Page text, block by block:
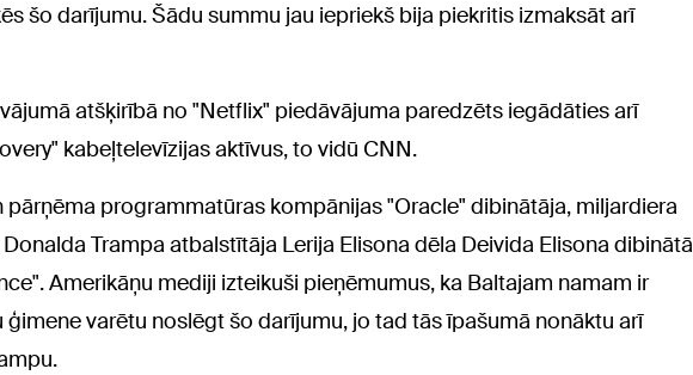
šo darījumu. Šādu summu jau iepriekš bija piekritis izmaksāt arī
atšķirībā no "Netflix" piedāvājuma paredzēts iegādāties arī
kabeļtelevīzijas aktīvus, to vidū CNN.
pārņēma programmatūras kompānijas "Oracle" dibinātāja, miljardiera
Trampa atbalstītāja Lerija Elisona dēla Deivida Elisona dibinātā
Amerikāņu mediji izteikuši pieņēmumus, ka Baltajam namam ir
ģimene varētu noslēgt šo darījumu, jo tad tās īpašumā nonāktu arī